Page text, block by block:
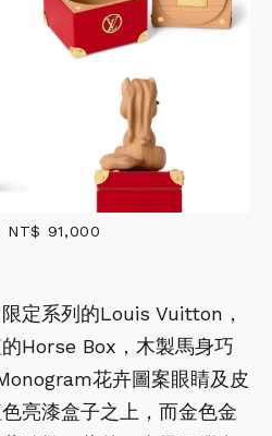
NT$ 91,000
定系列的Louis Vuitton，
Horse Box，木製馬身巧
花卉圖案眼睛及皮
亮漆盒子之上，而金色金